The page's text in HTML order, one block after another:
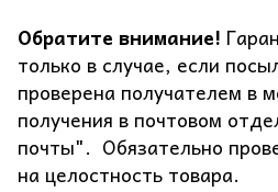
Обратите внимание!
только в случае, если
проверена получателем в
получения в почтовом
почты". Обязательно
на целостность товара.